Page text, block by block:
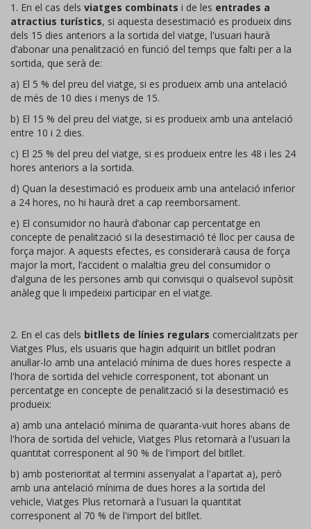
1. En el cas dels viatges combinats i de les entrades a
atractius turístics, si aquesta desestimació es produeix dins
dels 15 dies anteriors a la sortida del viatge, l'usuari haurà
d’abonar una penalització en funció del temps que falti per a la
sortida, que serà de:
a) El 5 % del preu del viatge, si es produeix amb una antelació
de més de 10 dies i menys de 15.
b) El 15 % del preu del viatge, si es produeix amb una antelació
entre 10 i 2 dies.
c) El 25 % del preu del viatge, si es produeix entre les 48 i les 24
hores anteriors a la sortida.
d) Quan la desestimació es produeix amb una antelació inferior
a 24 hores, no hi haurà dret a cap reemborsament.
e) El consumidor no haurà d’abonar cap percentatge en
concepte de penalització si la desestimació té lloc per causa de
força major. A aquests efectes, es considerarà causa de força
major la mort, l’accident o malaltia greu del consumidor o
d’alguna de les persones amb qui convisqui o qualsevol supòsit
anàleg que li impedeixi participar en el viatge.
2. En el cas dels bitllets de línies regulars comercialitzats per
Viatges Plus, els usuaris que hagin adquirit un bitllet podran
anul·lar-lo amb una antelació mínima de dues hores respecte a
l'hora de sortida del vehicle corresponent, tot abonant un
percentatge en concepte de penalització si la desestimació es
produeix:
a) amb una antelació mínima de quaranta-vuit hores abans de
l'hora de sortida del vehicle, Viatges Plus retornarà a l'usuari la
quantitat corresponent al 90 % de l'import del bitllet.
b) amb posterioritat al termini assenyalat a l'apartat a), però
amb una antelació mínima de dues hores a la sortida del
vehicle, Viatges Plus retornarà a l'usuari la quantitat
corresponent al 70 % de l'import del bitllet.